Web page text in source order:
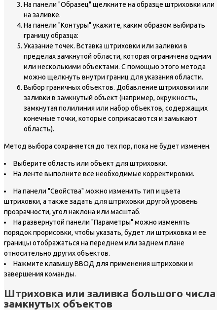
На панели "Образец" щелкните на образце штриховки или
на заливке.
На панели "Контуры" укажите, каким образом выбирать
границу образца:
Указание точек. Вставка штриховки или заливки в
пределах замкнутой области, которая ограничена одним
или несколькими объектами. С помощью этого метода
можно щелкнуть внутри границ для указания области.
Выбор граничных объектов. Добавление штриховки или
заливки в замкнутый объект (например, окружность,
замкнутая полилиния или набор объектов, содержащих
конечные точки, которые соприкасаются и замыкают
область).
Метод выбора сохраняется до тех пор, пока не будет изменен.
Выберите область или объект для штриховки.
На ленте выполните все необходимые корректировки.
На панели "Свойства" можно изменить тип и цвета
штриховки, а также задать для штриховки другой уровень
прозрачности, угол наклона или масштаб.
На развернутой панели "Параметры" можно изменять
порядок прорисовки, чтобы указать, будет ли штриховка и ее
границы отображаться на переднем или заднем плане
относительно других объектов.
Нажмите клавишу ВВОД для применения штриховки и
завершения команды.
Штриховка или заливка большого числа
замкнутых объектов